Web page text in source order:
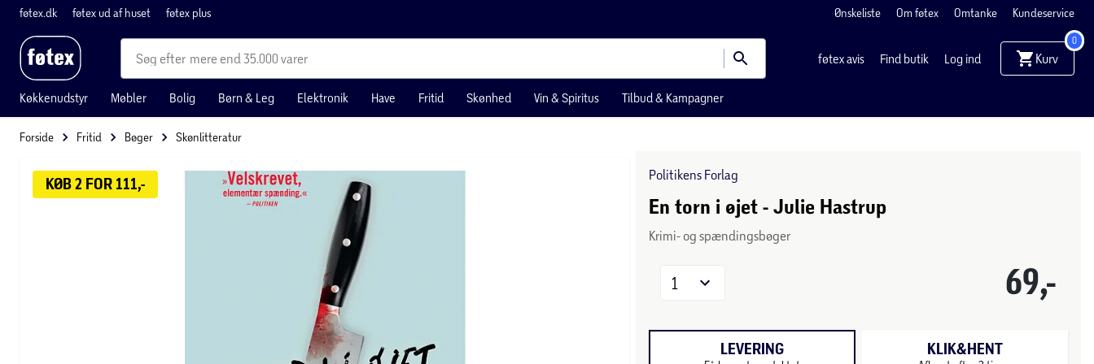
føtex.dk føtex ud af huset føtex plus Ønskeliste Om føtex Omtanke Kundeservice
mere end 35.000 varer føtex avis Find butik Log ind Kurv
0
Køkkenudstyr Møbler Bolig Børn & Leg Elektronik Have Fritid Skønhed Vin & Spiritus Tilbud & Kampagner
Forside Fritid Bøger Skønlitteratur
KØB 2 FOR 111,-
Politikens Forlag
En torn i øjet - Julie Hastrup
Krimi- og spændingsbøger
69,-
1
LEVERING KLIK&HENT